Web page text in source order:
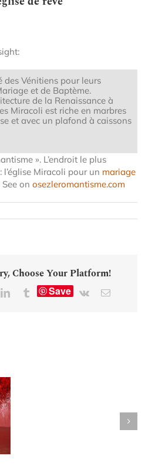
des Vénitiens pour leurs
et de Baptème.
de la Renaissance à
Miracoli est riche en marbres
et avec un plafond à caissons
». L’endroit le plus
Miracoli pour un mariage
See on osezleromantisme.com
Choose Your Platform!
LinkedInTumblrSave Vk Email